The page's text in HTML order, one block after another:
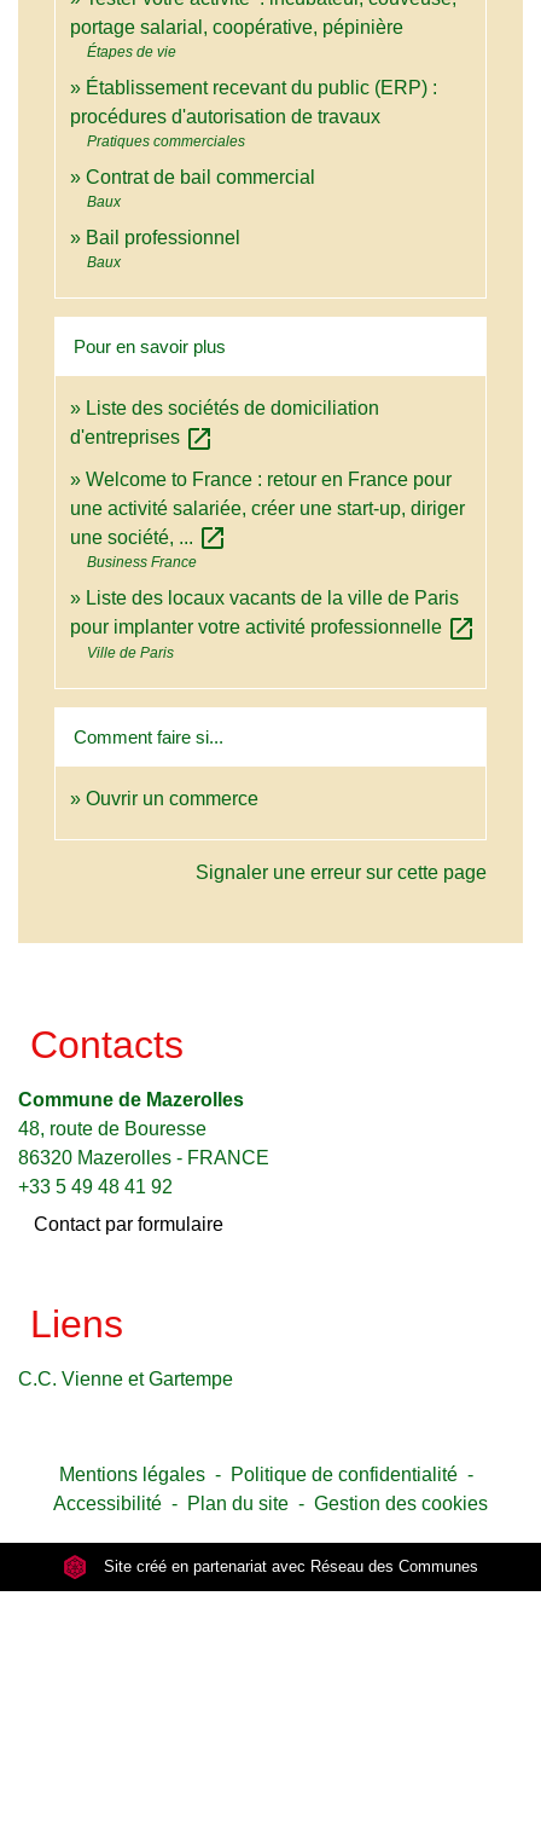
portage salarial, coopérative, pépinière
Étapes de vie
Établissement recevant du public (ERP) :
procédures d'autorisation de travaux
Pratiques commerciales
Contrat de bail commercial
Baux
Bail professionnel
Baux
Pour en savoir plus
Liste des sociétés de domiciliation
d'entreprises open_in_new
Welcome to France : retour en France pour
une activité salariée, créer une start-up, diriger
une société, ... open_in_new
Business France
Liste des locaux vacants de la ville de Paris
pour implanter votre activité professionnelle open_in_new
Ville de Paris
Comment faire si...
Ouvrir un commerce
Signaler une erreur sur cette page
Contacts
Commune de Mazerolles
48, route de Bouresse
86320 Mazerolles - FRANCE
+33 5 49 48 41 92
Contact par formulaire
Liens
C.C. Vienne et Gartempe
Mentions légales - Politique de confidentialité -
Accessibilité - Plan du site - Gestion des cookies
Site créé en partenariat avec Réseau des Communes